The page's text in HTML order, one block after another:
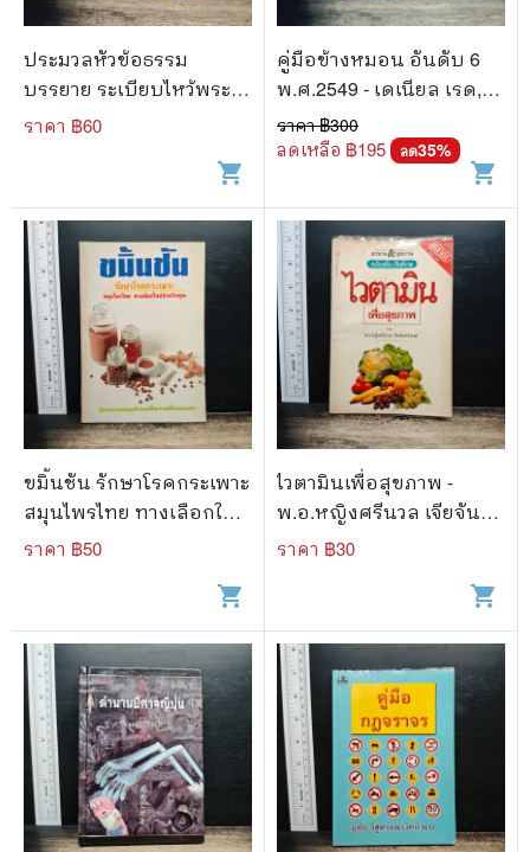
ประมวลหัวข้อธรรม
บรรยาย ระเบียบไหว้พระ
ก่อนนอน
ราคา ฿60
shopping_cart
คู่มือข้างหมอน อันดับ 6
พ.ศ.2549 - เดเนียล เรด,
พีระ บุญจริง
ราคา ฿300
ลดเหลือ ฿195 ลด35%
shopping_cart
ขมิ้นชัน รักษาโรคกระเพาะ
สมุนไพรไทย ทางเลือกใหม่
สำหรับคุณ
ราคา ฿50
shopping_cart
ไวตามินเพื่อสุขภาพ -
พ.อ.หญิงศรีนวล เจียจันทร์
พงษ์
ราคา ฿30
shopping_cart